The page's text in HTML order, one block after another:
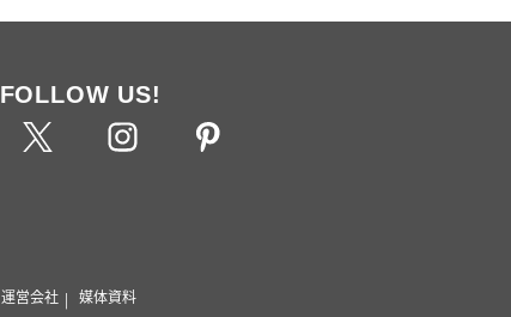
FOLLOW US!
運営会社 媒体資料